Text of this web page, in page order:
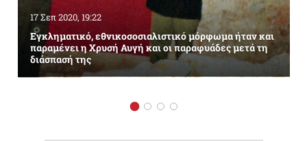
17 Σεπ 2020, 19:22
Εγκληματικό, εθνικοσοσιαλιστικό μόρφωμα ήταν και
παραμένει η Χρυσή Αυγή και οι παραφυάδες μετά τη
διάσπασή της